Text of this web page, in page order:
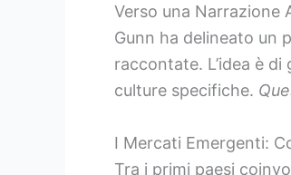
Verso una Narrazione
Gunn ha delineato un
raccontate. L’idea è
culture specifiche.
I Mercati Emergenti:
Tra i primi paesi